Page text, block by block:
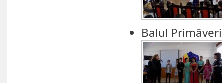
Balul